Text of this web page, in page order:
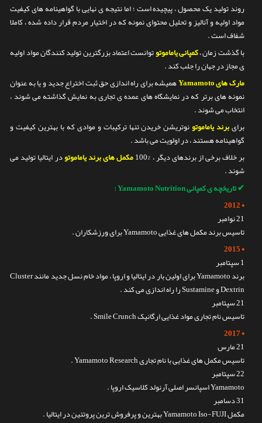
روند تولید یک محصول ، پیچیده است ؛ اما نتیجه ی نهایی با گواهینامه های کیفیت
مواد اولیه و آنالیز و تحلیل محتوای نمونه که در اختیار مردم قرار داده شده ، کاملا
شفاف است .
با گذشت زمان ،کمپانی یاماموتوتوانست اعتماد بزرگترین تولید کنندگان مواد اولیه
ی مجاز در جهان را جلب کند .
مارک های Yamamoto
همیشه برای راه اندازی حق ثبت اختراع جدید و یا به عنوان
نمونه های برتر که در نمایشگاه های عمده ی تجاری به نمایش گذاشته می شوند ،
انتخاب می شوند .
برایبرند یاماموتونوتریشن خریدن تنها ترکیبات و موادی که با بهترین کیفیت و
گواهینامه هستند ، در اولویت می باشد .
بر خلاف برخی از برندهای دیگر ، %100
مکمل های برند یاماموتودر ایتالیا تولید می
شوند .
✔تاریخچه ی کمپانی Yamamoto Nutrition :
• 2012
21 نوامبر
تاسیس برند مکمل های غذایی Yamamoto برای ورزشکاران .
• 2015
1 سپتامبر
برند Yamamoto برای اولین بار در ایتالیا و اروپا ، مواد خام نسل جدید مانند Cluster
Dextrin و Sustamine را راه اندازی می کند .
21 سپتامبر
تاسیس نام تجاری مواد غذایی ارگانیک Smile Crunch .
• 2017
21 مارس
تاسیس مکمل های غذایی با نام تجاری Yamamoto Research .
22 سپتامبر
Yamamoto اسپانسر اصلی آرنولد کلاسیک اروپا .
31 دسامبر
مکمل Yamamoto Iso-FUJI بهترین و پرفروش ترین پروتئین در ایتالیا .